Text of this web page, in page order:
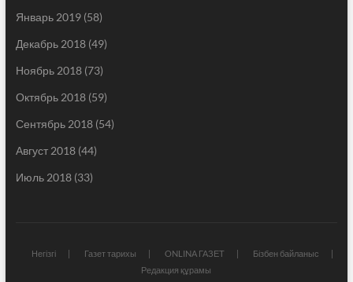
Январь 2019(58)
Декабрь 2018(49)
Ноябрь 2018(73)
Октябрь 2018(59)
Сентябрь 2018(54)
Август 2018(44)
Июль 2018(33)
Негізгі Газет тарихы ONLINA ГАЗЕТ
Бізбен байланыс
Редакция құрамы